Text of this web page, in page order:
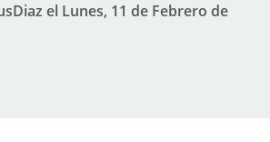
el Lunes, 11 de Febrero de